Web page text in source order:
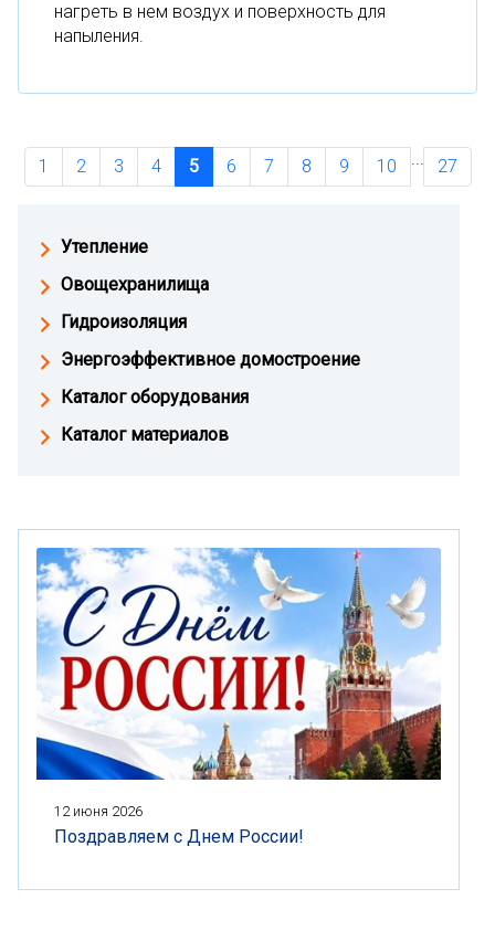
нагреть в нем воздух и поверхность для
напыления.
1 2 3 4 5 6 7 8 9 10 ... 27
Утепление
Овощехранилища
Гидроизоляция
Энергоэффективное домостроение
Каталог оборудования
Каталог материалов
12 июня 2026
Поздравляем с Днем России!